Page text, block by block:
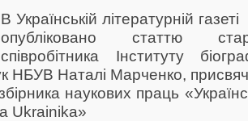
В Українській літературній
опубліковано статтю
співробітника Інституту
НБУВ Наталі Марченко,
наукових праць
Ukrainika»